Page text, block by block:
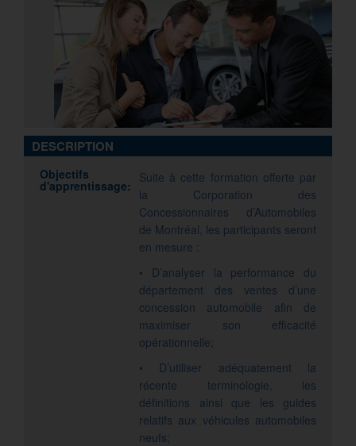
DESCRIPTION
Objectifs
d'apprentissage:
Suite à cette formation offerte par
la Corporation des
Concessionnaires d’Automobiles
de Montréal, les participants seront
en mesure :
• D’analyser la performance du
département des ventes d’une
concession automobile afin de
maximiser son efficacité
opérationnelle;
• D’utiliser adéquatement la
récente terminologie, les
définitions ainsi que les guides
relatifs aux véhicules automobiles
neufs;